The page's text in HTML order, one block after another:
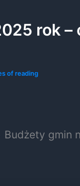
rok
of reading
Budżety gmin